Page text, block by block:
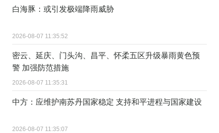
白海豚：或引发极端降雨威胁
2026-08-07 11:35:52
密云、延庆、门头沟、昌平、怀柔五区升级暴雨黄色预
警 加强防范措施
2026-08-07 11:35:31
中方：应维护南苏丹国家稳定 支持和平进程与国家建设
2026-08-07 11:35:07